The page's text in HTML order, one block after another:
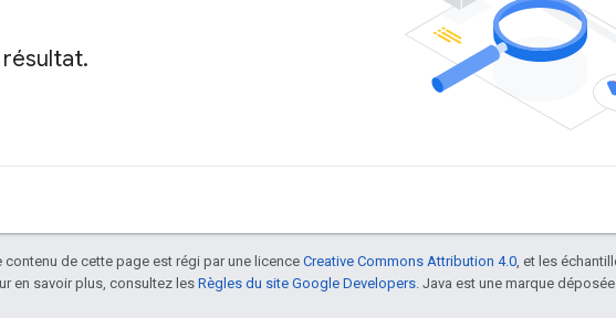
de cette page est régi par une licence Creative Commons Attribution 4.0 , et les
en savoir plus, consultez les Règles du site Google Developers . Java est une marque